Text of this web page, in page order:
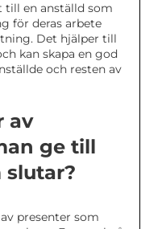
till en anställd som
för deras arbete
Det hjälper till
kan skapa en god
och resten av
av
ge till
slutar?
presenter som